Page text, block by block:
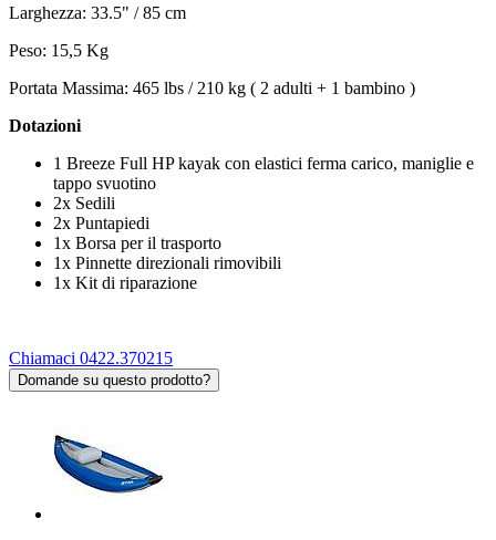
Larghezza: 33.5" / 85 cm
Peso: 15,5 Kg
Portata Massima: 465 lbs / 210 kg ( 2 adulti + 1 bambino )
Dotazioni
1 Breeze Full HP kayak con elastici ferma carico, maniglie e
tappo svuotino
2x Sedili
2x Puntapiedi
1x Borsa per il trasporto
1x Pinnette direzionali rimovibili
1x Kit di riparazione
Chiamaci 0422.370215
Domande su questo prodotto?